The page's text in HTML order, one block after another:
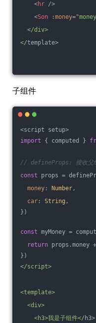
<hr />
<Son :money=
</div>
</template>
子组件
<script setup>
import { computed }
// defineProps: 接收父
const props =
money : Number,
car : String ,
})
const myMoney =
return props.money +
})
</script>
<template>
<div>
<h3>我是子组件</ h3>